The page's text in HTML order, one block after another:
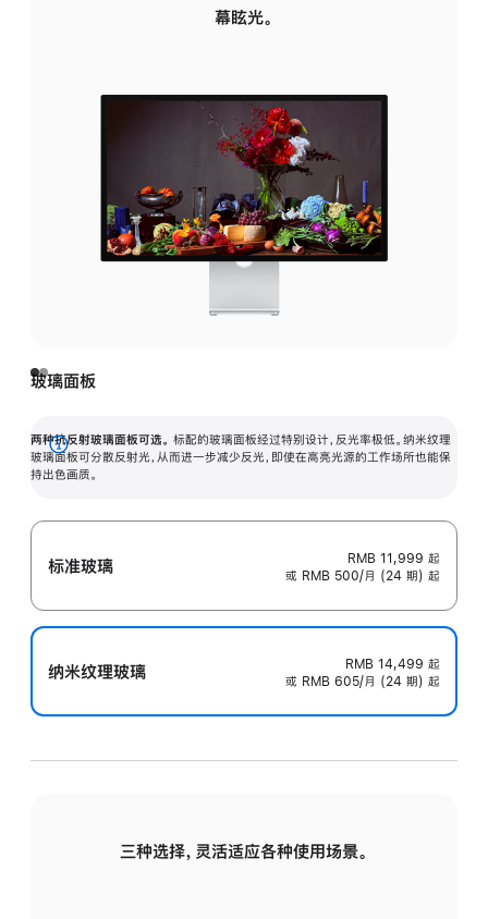
幕眩光。
玻璃面板
两种抗反射玻璃面板可选。 标配的玻璃面板经过特别设计，反光率极低。纳米纹理
玻璃面板可分散反射光，从而进一步减少反光，即使在高亮光源的工作场所也能保
持出色画质。
展
开
标准玻璃 RMB 11,999 起
或 RMB 500/月 (24 期) 起
纳米纹理玻璃 RMB 14,499 起
或 RMB 605/月 (24 期) 起
三种选择，灵活适应各种使用场景。